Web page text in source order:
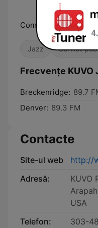
Community, Culture,
Jazz Servicii
Frecvențe KUVO
Breckenridge: 89.7
Denver: 89.3 FM
Contacte
Site-ul web
http://
Adresă:
KUVO
USA
Telefon:
303-